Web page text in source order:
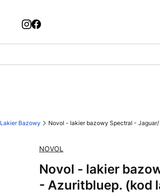
Lakier Bazowy Novol - lakier bazowy Spectral -
NOVOL
Novol - lakier
- Azuritbluep. (kod